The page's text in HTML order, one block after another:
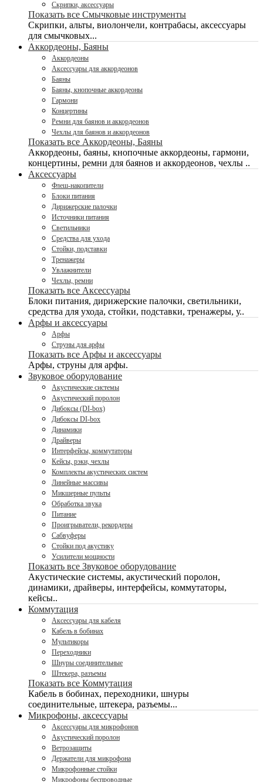
Скрипки, аксессуары
Показать все Смычковые инструменты
Скрипки, альты, виолончели, контрабасы, аксессуары
для смычковых...
Аккордеоны, Баяны
Аккордеоны
Аксессуары для аккордеонов
Баяны
Баяны, кнопочные аккордеоны
Гармони
Концертины
Ремни для баянов и аккордеонов
Чехлы для баянов и аккордеонов
Показать все Аккордеоны, Баяны
Аккордеоны, баяны, кнопочные аккордеоны, гармони,
концертины, ремни для баянов и аккордеонов, чехлы ..
Аксессуары
Флеш-накопители
Блоки питания
Дирижерские палочки
Источники питания
Светильники
Средства для ухода
Стойки, подставки
Тренажеры
Увлажнители
Чехлы, ремни
Показать все Аксессуары
Блоки питания, дирижерские палочки, светильники,
средства для ухода, стойки, подставки, тренажеры, у..
Арфы и аксессуары
Арфы
Струны для арфы
Показать все Арфы и аксессуары
Арфы, струны для арфы.
Звуковое оборудование
Акустические системы
Акустический поролон
Дибоксы (DI-box)
Дибоксы DI-box
Динамики
Драйверы
Интерфейсы, коммутаторы
Кейсы, рэки, чехлы
Комплекты акустических систем
Линейные массивы
Микшерные пульты
Обработка звука
Питание
Проигрыватели, рекордеры
Сабвуферы
Стойки под акустику
Усилители мощности
Показать все Звуковое оборудование
Акустические системы, акустический поролон,
динамики, драйверы, интерфейсы, коммутаторы,
кейсы..
Коммутация
Аксессуары для кабеля
Кабель в бобинах
Мультикоры
Переходники
Шнуры соединительные
Штекера, разъемы
Показать все Коммутация
Кабель в бобинах, переходники, шнуры
соединительные, штекера, разъемы...
Микрофоны, аксессуары
Аксессуары для микрофонов
Акустический поролон
Ветрозащиты
Держатели для микрофона
Микрофонные стойки
Микрофоны беспроводные